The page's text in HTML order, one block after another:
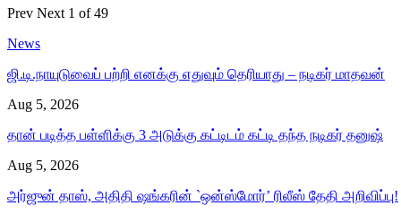
Prev Next 1 of 49
News
ஜி.டி.நாயுடுவைப் பற்றி எனக்கு எதுவும் தெரியாது – நடிகர் மாதவன்
Aug 5, 2026
தான் படித்த பள்ளிக்கு 3 அடுக்கு கட்டிடம் கட்டி தந்த நடிகர் தனுஷ்
Aug 5, 2026
அர்ஜுன் தாஸ், அதிதி ஷங்கரின் `ஒன்ஸ்மோர்’ ரிலீஸ் தேதி அறிவிப்பு!